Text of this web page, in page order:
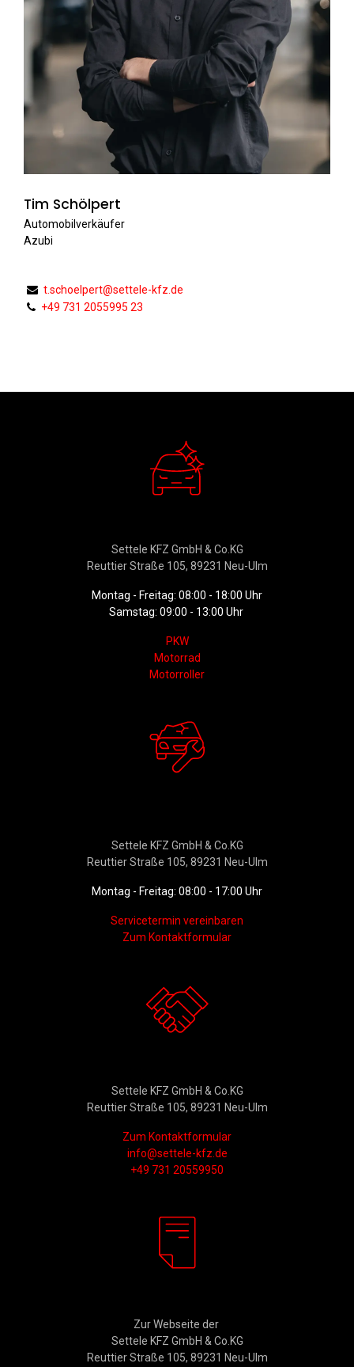
Tim Schölpert
Automobilverkäufer
Azubi
t.schoelpert@settele-kfz.de
+49 731 2055995 23
Settele KFZ GmbH & Co.KG
Reuttier Straße 105, 89231 Neu-Ulm
Montag - Freitag: 08:00 - 18:00 Uhr
Samstag: 09:00 - 13:00 Uhr
PKW
Motorrad
Motorroller
Settele KFZ GmbH & Co.KG
Reuttier Straße 105, 89231 Neu-Ulm
Montag - Freitag: 08:00 - 17:00 Uhr
Servicetermin vereinbaren
Zum Kontaktformular
Settele KFZ GmbH & Co.KG
Reuttier Straße 105, 89231 Neu-Ulm
Zum Kontaktformular
info@settele-kfz.de
+49 731 20559950
Zur Webseite der
Settele KFZ GmbH & Co.KG
Reuttier Straße 105, 89231 Neu-Ulm